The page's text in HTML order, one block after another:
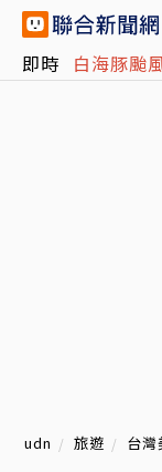
即時 白海豚颱
udn 旅遊 台灣